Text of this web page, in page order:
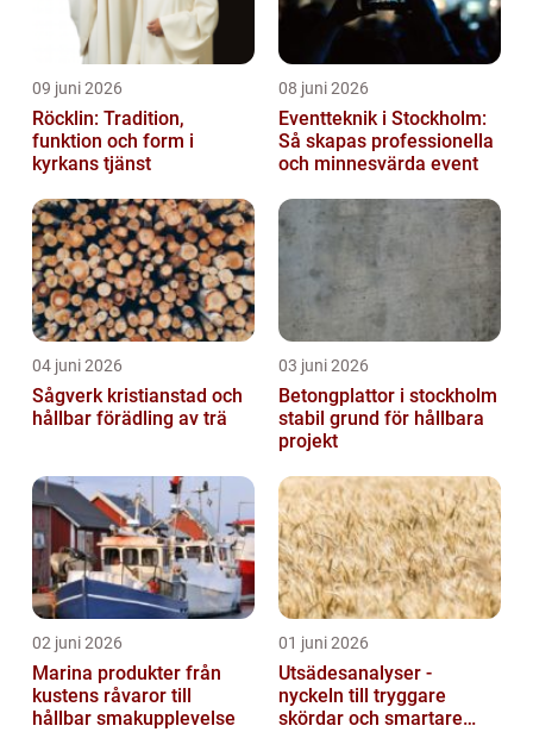
09 juni 2026
Röcklin: Tradition,
funktion och form i
kyrkans tjänst
08 juni 2026
Eventteknik i Stockholm:
Så skapas professionella
och minnesvärda event
04 juni 2026
Sågverk kristianstad och
hållbar förädling av trä
03 juni 2026
Betongplattor i stockholm
stabil grund för hållbara
projekt
02 juni 2026
Marina produkter från
kustens råvaror till
hållbar smakupplevelse
01 juni 2026
Utsädesanalyser -
nyckeln till tryggare
skördar och smartare